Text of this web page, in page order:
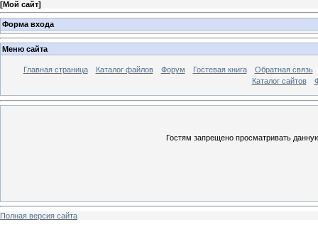
[Мой сайт]
Форма входа
Меню сайта
Главная страница Каталог файлов Форум Гостевая книга
Обратная связь
Каталог сайтов
Гостям запрещено просматривать
Полная версия сайта